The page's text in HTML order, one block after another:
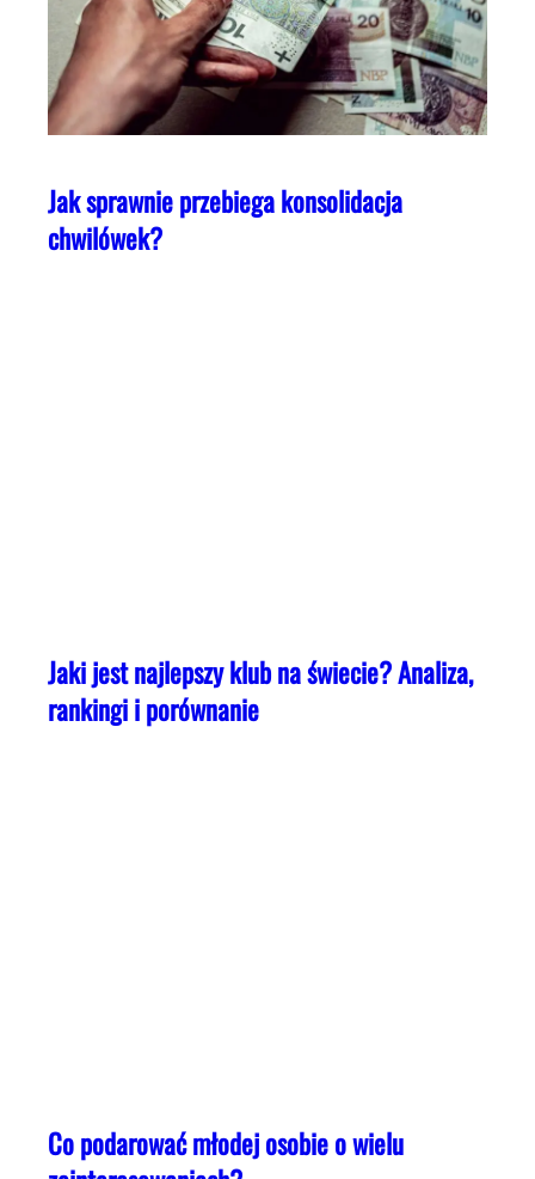
Jak sprawnie przebiega konsolidacja
chwilówek?
Jaki jest najlepszy klub na świecie? Analiza,
rankingi i porównanie
Co podarować młodej osobie o wielu